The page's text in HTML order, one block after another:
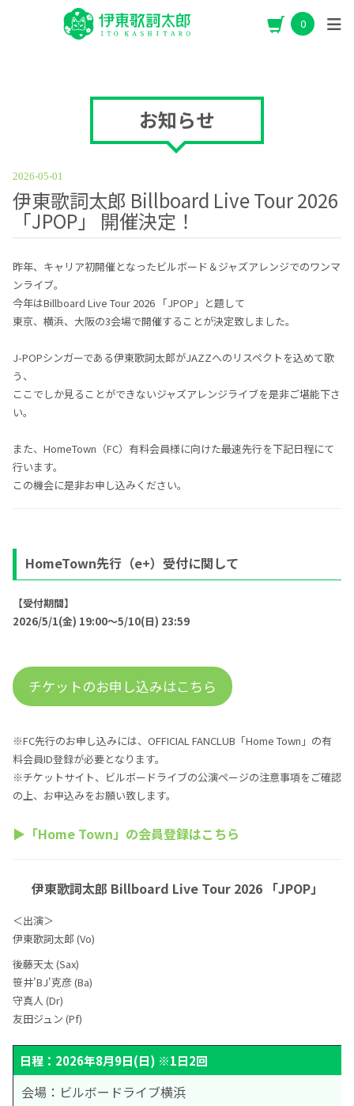
0
お知らせ
2026-05-01
伊東歌詞太郎 Billboard Live Tour 2026
「JPOP」 開催決定！
昨年、キャリア初開催となったビルボード＆ジャズアレンジでのワンマ
ンライブ。
今年はBillboard Live Tour 2026 「JPOP」と題して
東京、横浜、大阪の3会場で開催することが決定致しました。
J-POPシンガーである伊東歌詞太郎がJAZZへのリスペクトを込めて歌
う、
ここでしか見ることができないジャズアレンジライブを是非ご堪能下さ
い。
また、HomeTown（FC）有料会員様に向けた最速先行を下記日程にて
行います。
この機会に是非お申し込みください。
HomeTown先行（e+）受付に関して
【受付期間】
2026/5/1(金) 19:00～5/10(日) 23:59
チケットのお申し込みはこちら
※FC先行のお申し込みには、OFFICIAL FANCLUB「Home Town」の有
料会員ID登録が必要となります。
※チケットサイト、ビルボードライブの公演ページの注意事項をご確認
の上、お申込みをお願い致します。
▶「Home Town」の会員登録はこちら
伊東歌詞太郎 Billboard Live Tour 2026 「JPOP」
＜出演＞
伊東歌詞太郎 (Vo)
後藤天太 (Sax)
笹井'BJ'克彦 (Ba)
守真人 (Dr)
友田ジュン (Pf)
日程：2026年8月9日(日) ※1日2回
会場：ビルボードライブ横浜